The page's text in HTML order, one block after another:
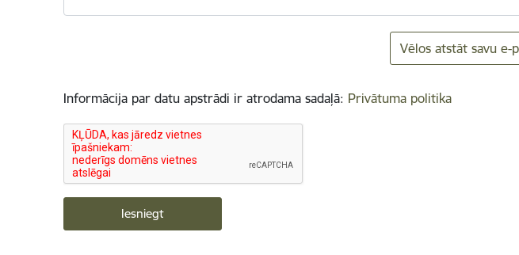
Vēlos atstāt savu e-
Informācija par datu apstrādi ir atrodama sadaļā: Privātuma politika